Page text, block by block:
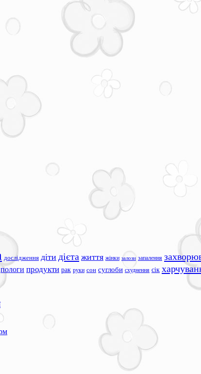
дослідження діти дієта життя жінки залози запалення
пологи продукти рак руки сон суглоби схуднення сік